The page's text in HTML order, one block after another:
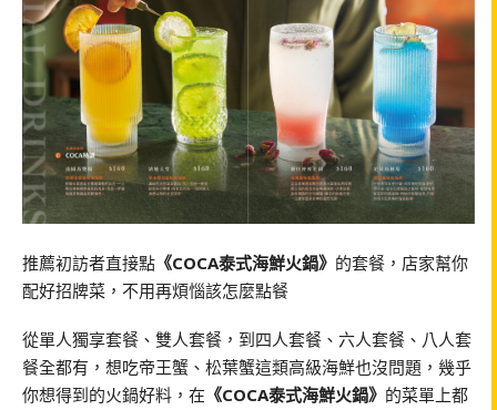
推薦初訪者直接點 《COCA泰式海鮮火鍋》 的套餐，店家幫你
配好招牌菜，不用再煩惱該怎麼點餐
從單人獨享套餐、雙人套餐，到四人套餐、六人套餐、八人套
餐全都有，想吃帝王蟹、松葉蟹這類高級海鮮也沒問題，幾乎
你想得到的火鍋好料，在 《COCA泰式海鮮火鍋》 的菜單上都